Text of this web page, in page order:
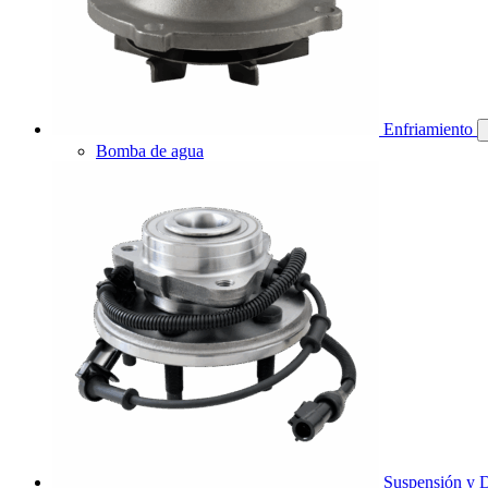
Enfriamiento
Bomba de agua
Suspensión y